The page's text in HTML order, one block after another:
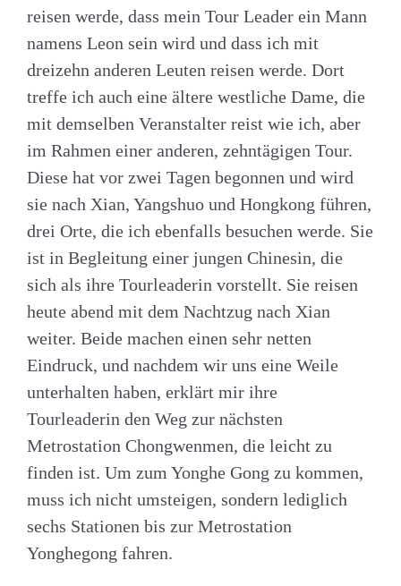
reisen werde, dass mein Tour Leader ein Mann
namens Leon sein wird und dass ich mit
dreizehn anderen Leuten reisen werde. Dort
treffe ich auch eine ältere westliche Dame, die
mit demselben Veranstalter reist wie ich, aber
im Rahmen einer anderen, zehntägigen Tour.
Diese hat vor zwei Tagen begonnen und wird
sie nach Xian, Yangshuo und Hongkong führen,
drei Orte, die ich ebenfalls besuchen werde. Sie
ist in Begleitung einer jungen Chinesin, die
sich als ihre Tourleaderin vorstellt. Sie reisen
heute abend mit dem Nachtzug nach Xian
weiter. Beide machen einen sehr netten
Eindruck, und nachdem wir uns eine Weile
unterhalten haben, erklärt mir ihre
Tourleaderin den Weg zur nächsten
Metrostation Chongwenmen, die leicht zu
finden ist. Um zum Yonghe Gong zu kommen,
muss ich nicht umsteigen, sondern lediglich
sechs Stationen bis zur Metrostation
Yonghegong fahren.